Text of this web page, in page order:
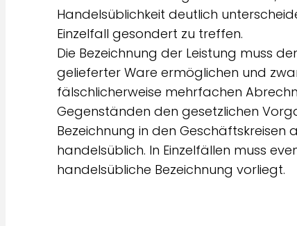
Handelsüblichkeit deutlich
Einzelfall gesondert zu treffen.
Die Bezeichnung der Leistung muss
gelieferter Ware ermöglichen und
fälschlicherweise mehrfachen
Gegenständen den gesetzlichen
Bezeichnung in den Geschäftskreisen
handelsüblich. In Einzelfällen muss
handelsübliche Bezeichnung vorliegt.